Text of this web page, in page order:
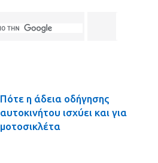
Πότε η άδεια οδήγησης
αυτοκινήτου ισχύει και για
μοτοσικλέτα